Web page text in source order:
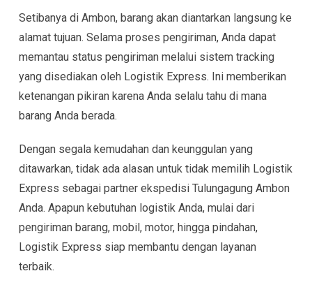
Setibanya di Ambon, barang akan diantarkan langsung ke
alamat tujuan. Selama proses pengiriman, Anda dapat
memantau status pengiriman melalui sistem tracking
yang disediakan oleh Logistik Express. Ini memberikan
ketenangan pikiran karena Anda selalu tahu di mana
barang Anda berada.
Dengan segala kemudahan dan keunggulan yang
ditawarkan, tidak ada alasan untuk tidak memilih Logistik
Express sebagai partner ekspedisi Tulungagung Ambon
Anda. Apapun kebutuhan logistik Anda, mulai dari
pengiriman barang, mobil, motor, hingga pindahan,
Logistik Express siap membantu dengan layanan
terbaik.